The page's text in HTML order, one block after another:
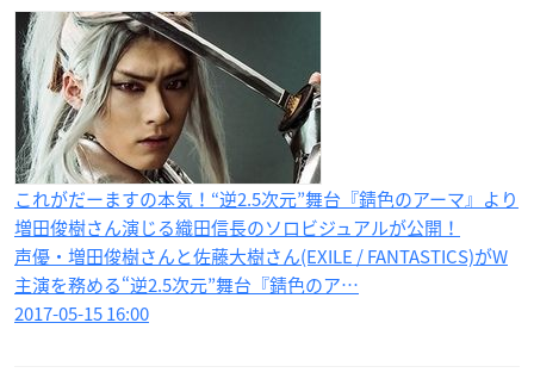
これがだーますの本気！“逆2.5次元”舞台『錆色のアーマ』より
増田俊樹さん演じる織田信長のソロビジュアルが公開！
声優・増田俊樹さんと佐藤大樹さん(EXILE / FANTASTICS)がW
主演を務める“逆2.5次元”舞台『錆色のア…
2017-05-15 16:00